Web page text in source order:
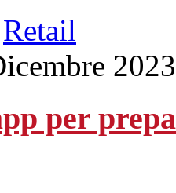
Retail
per